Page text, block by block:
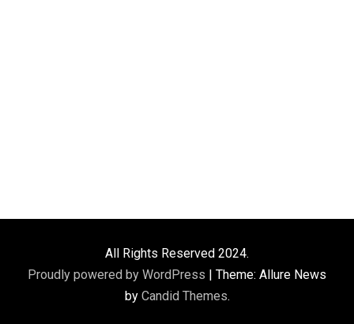
All Rights Reserved 2024.
Proudly powered by WordPress
Theme: Allure News
by Candid Themes.